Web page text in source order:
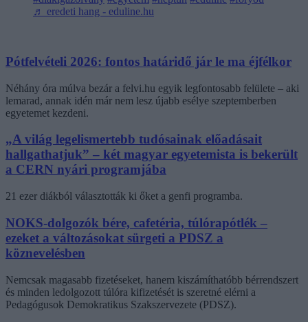
♬ eredeti hang - eduline.hu
Pótfelvételi 2026: fontos határidő jár le ma éjfélkor
Néhány óra múlva bezár a felvi.hu egyik legfontosabb felülete – aki
lemarad, annak idén már nem lesz újabb esélye szeptemberben
egyetemet kezdeni.
„A világ legelismertebb tudósainak előadásait
hallgathatjuk” – két magyar egyetemista is bekerült
a CERN nyári programjába
21 ezer diákból választották ki őket a genfi programba.
NOKS-dolgozók bére, cafetéria, túlórapótlék –
ezeket a változásokat sürgeti a PDSZ a
köznevelésben
Nemcsak magasabb fizetéseket, hanem kiszámíthatóbb bérrendszert
és minden ledolgozott túlóra kifizetését is szeretné elérni a
Pedagógusok Demokratikus Szakszervezete (PDSZ).